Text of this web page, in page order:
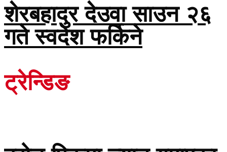
शेरबहादुर देउवा साउन २६
गते स्वदेश फर्किने
ट्रेन्डिङ